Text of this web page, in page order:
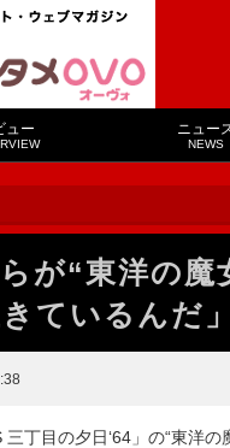
ュー ニュー
NEWS
が“東洋の
ているんだ」
丁目の夕日‘64」の“東洋